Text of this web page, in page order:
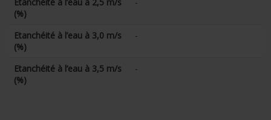
(%)
Etanchéité à l’eau à 3,0 m/s
(%)
-
Etanchéité à l’eau à 3,5 m/s
(%)
-